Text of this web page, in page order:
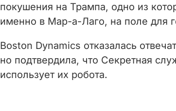
покушения на Трампа, одно из
именно в Мар-а-Лаго, на поле для
Boston Dynamics отказалась
но подтвердила, что Секретная
использует их робота.